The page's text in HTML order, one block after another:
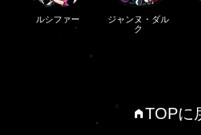
ルシファー
ジャンヌ・ダル
ク
TOPに